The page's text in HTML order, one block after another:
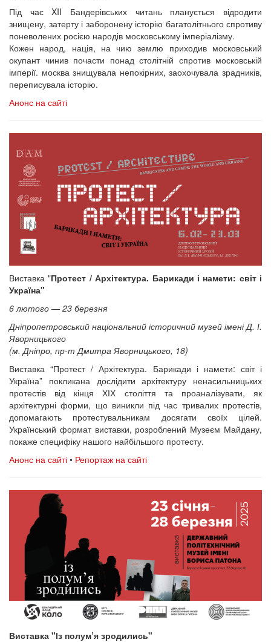
Під час XII Бандерівських читань планується відродити
знищену, затерту і заборонену історію багатолітнього спротиву
поневолених росією народів московському імперіалізму.
Кожен народ, нація, на чию землю приходив московський
окупант чинив почасти понад столітній спротив московській
імперії. москва знищувала непокірних, заохочувала зрадників,
переписувала історію.
Анонс на сайті
Виставка "Протест / Архітектура. Барикади і намети: світ і
Україна"
6 лютого — 23 березня
Дніпропетровський національний історичний музей імені Д. І.
Яворницького
(м. Дніпро, пр-т Дмитра Яворницького, 18)
Виставка “Протест / Архітектура. Барикади і намети: світ і
Україна” покликана дослідити архітектуру ненасильницьких
протестів від кінця ХІХ століття та проаналізувати, як
архітектурні форми, що виникли під час тривалих протестів,
допомагають протестувальникам досягати своїх цілей.
Український формат виставки, розроблений Музеєм Майдану,
покаже специфіку нашого найбільшого протесту.
Анонс на сайті • Репортаж на сайті
Виставка "Із полум’я зродились"